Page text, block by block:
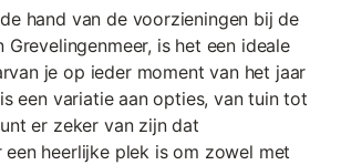
hand van de voorzieningen bij de
Grevelingenmeer, is het een ideale
je op ieder moment van het jaar
een variatie aan opties, van tuin tot
er zeker van zijn dat
een heerlijke plek is om zowel met